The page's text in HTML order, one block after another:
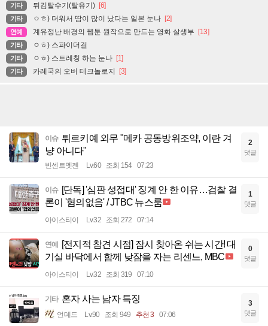
기타 튀김탈수기(탈유기) [6]
기타 ㅇㅎ) 더워서 땀이 많이 났다는 일본 눈나 [2]
연예 계유정난 배경의 웹툰 원작으로 만드는 영화 살생부 [13]
기타 ㅇㅎ) 스파이더걸
기타 ㅇㅎ) 스트레칭 하는 눈나 [1]
기타 카레국의 오버 테크놀로지 [3]
이슈 튀르키예 외무 "메카 공동방위조약, 이란 겨
냥 아니다"
빈센트멧젠 Lv.60 조회 154 07:23
2
댓글
이슈 [단독] '심판 성접대' 징계 안 한 이유…검찰 결
론이 '혐의없음' / JTBC 뉴스룸
아이스티이 Lv.32 조회 272 07:14
1
댓글
연예
[전지적 참견 시점] 잠시 찾아온 쉬는 시간! 대
기실 바닥에서 함께 낮잠을 자는 리센느, MBC
아이스티이 Lv.32 조회 319 07:10
0
댓글
기타 혼자 사는 남자 특징
언데드 Lv.90 조회 949 추천 3 07:06
3
댓글